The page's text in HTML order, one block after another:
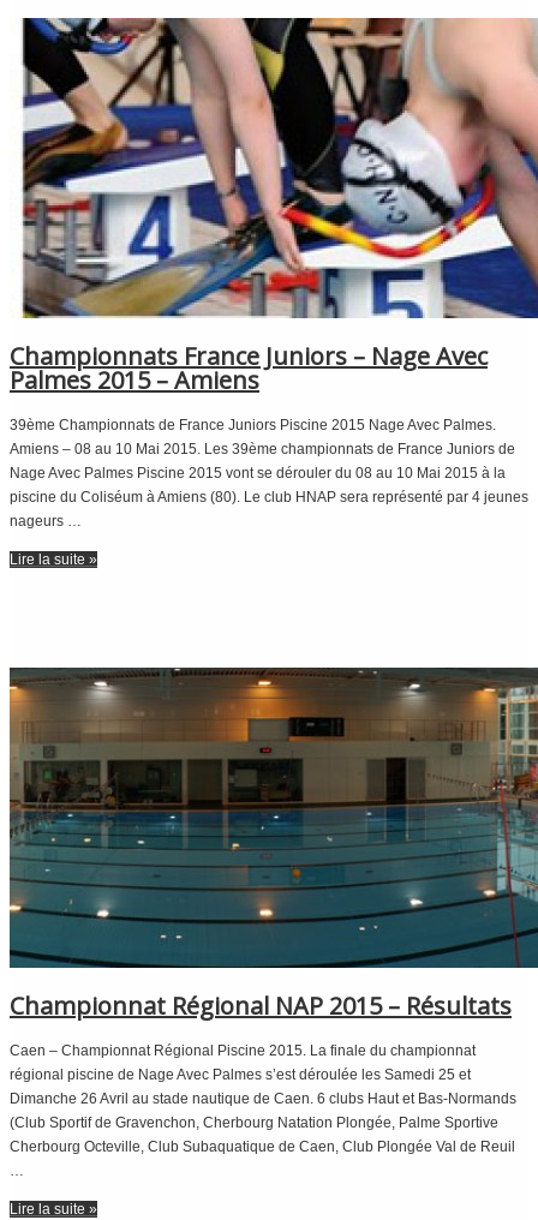
Championnats France Juniors – Nage Avec
Palmes 2015 – Amiens
39ème Championnats de France Juniors Piscine 2015 Nage Avec Palmes.
Amiens – 08 au 10 Mai 2015. Les 39ème championnats de France Juniors de
Nage Avec Palmes Piscine 2015 vont se dérouler du 08 au 10 Mai 2015 à la
piscine du Coliséum à Amiens (80). Le club HNAP sera représenté par 4 jeunes
nageurs …
Lire la suite »
Championnat Régional NAP 2015 – Résultats
Caen – Championnat Régional Piscine 2015. La finale du championnat
régional piscine de Nage Avec Palmes s’est déroulée les Samedi 25 et
Dimanche 26 Avril au stade nautique de Caen. 6 clubs Haut et Bas-Normands
(Club Sportif de Gravenchon, Cherbourg Natation Plongée, Palme Sportive
Cherbourg Octeville, Club Subaquatique de Caen, Club Plongée Val de Reuil
…
Lire la suite »